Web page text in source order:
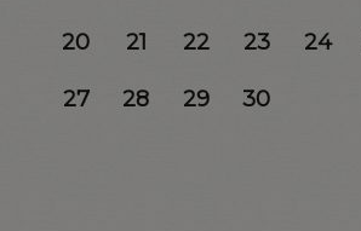
20 21 22 23 24
27 28 29 30